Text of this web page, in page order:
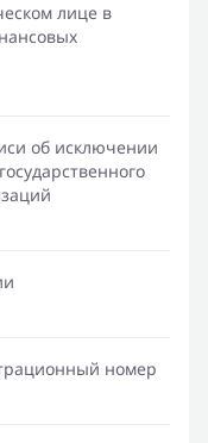
лице в
об исключении
номер